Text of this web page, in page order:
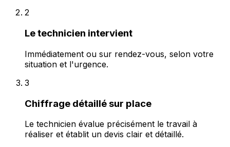
2
Le technicien intervient
Immédiatement ou sur rendez-vous, selon votre
situation et l'urgence.
3
Chiffrage détaillé sur place
Le technicien évalue précisément le travail à
réaliser et établit un devis clair et détaillé.